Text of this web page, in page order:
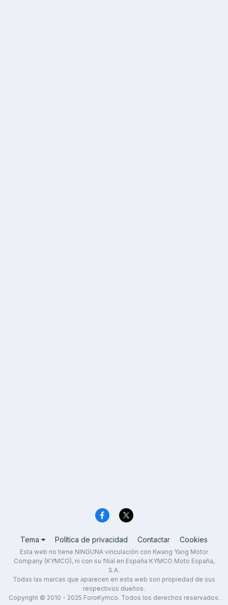
Tema Política de privacidad Contactar Cookies
Esta web no tiene NINGUNA vinculación con Kwang Yang Motor
Company (KYMCO), ni con su filial en España KYMCO Moto España,
S.A.
Todas las marcas que aparecen en esta web son propiedad de sus
respectivos dueños.
Copyright © 2010 - 2025 ForoKymco. Todos los derechos reservados.